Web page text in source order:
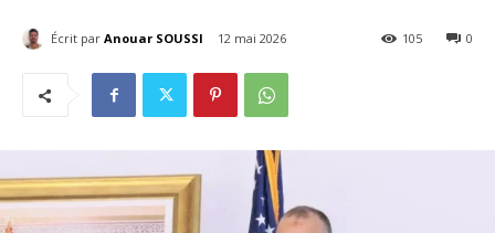
Écrit par Anouar SOUSSI 12 mai 2026 0
105